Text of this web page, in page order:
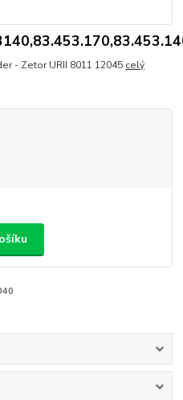
- Zetor URII 8011 12045 celý